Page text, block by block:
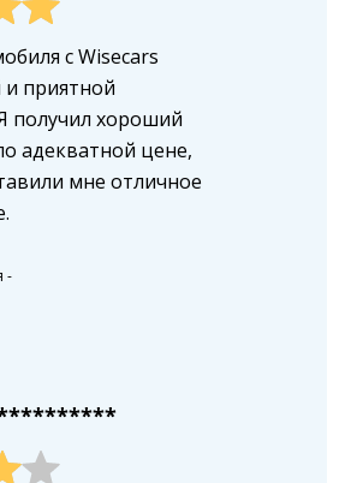
с Wisecars
приятной
получил хороший
адекватной цене,
мне отличное
-